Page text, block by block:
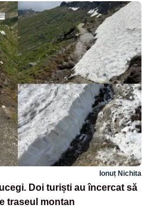
Ionuț Nichita
Doi turiști au încercat să
traseul montan